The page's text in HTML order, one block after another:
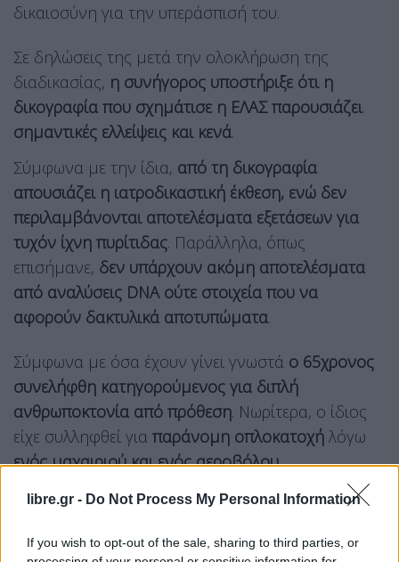
libre.gr - Do Not Process My Personal Information
If you wish to opt-out of the sale, sharing to third parties, or
δικαιοσύνη για την υπεράσπισή του.
Σε δηλώσεις της μετά την ολοκλήρωση της
διαδικασίας, η συνήγορος υποστήριξε ότι η
δικογραφία που σχημάτισε η ΕΛΑΣ παρουσιάζει
σημαντικές ελλείψεις και κενά.
Σύμφωνα με την ίδια, από τη δικογραφία
απουσιάζει η ιατροδικαστική έκθεση, ενώ δεν
περιλαμβάνονται αποτελέσματα εξετάσεων για
τυχόν ίχνη πυρίτιδας. Παράλληλα, όπως
επισήμανε, δεν υπάρχουν ακόμη αποτελέσματα
από αναλύσεις DNA ούτε στοιχεία που να
αφορούν δακτυλικά αποτυπώματα.
Σύμφωνα με όσα έχουν γίνει γνωστά ο 65χρονος
συνελήφθη κατηγορούμενος για διπλή
ανθρωποκτονία από πρόθεση. Νωρίτερα, ο ίδιος
είχε συλληφθεί για παράνομη οπλοκατοχή λόγω
ενός μαχαιριού και ενός αεροβόλου.